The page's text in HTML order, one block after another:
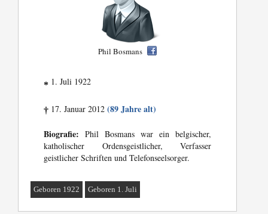
Phil Bosmans
* 1. Juli 1922
† 17. Januar 2012(89 Jahre alt)
Biografie: Phil Bosmans war ein belgischer,
katholischer Ordensgeistlicher, Verfasser
geistlicher Schriften und Telefonseelsorger.
Geboren 1922 Geboren 1. Juli